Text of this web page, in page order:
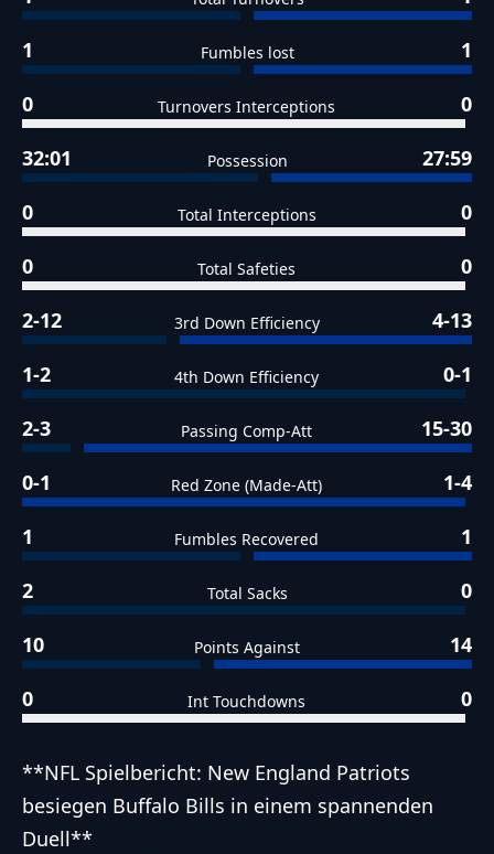
1 Fumbles lost 1
0 Turnovers Interceptions 0
32:01 Possession 27:59
0 Total Interceptions 0
0 Total Safeties 0
2-12 3rd Down Efficiency 4-13
1-2 4th Down Efficiency 0-1
2-3 Passing Comp-Att 15-30
0-1 Red Zone (Made-Att) 1-4
1 Fumbles Recovered 1
2 Total Sacks 0
10 Points Against 14
0 Int Touchdowns 0
**NFL Spielbericht: New England Patriots
besiegen Buffalo Bills in einem spannenden
Duell**